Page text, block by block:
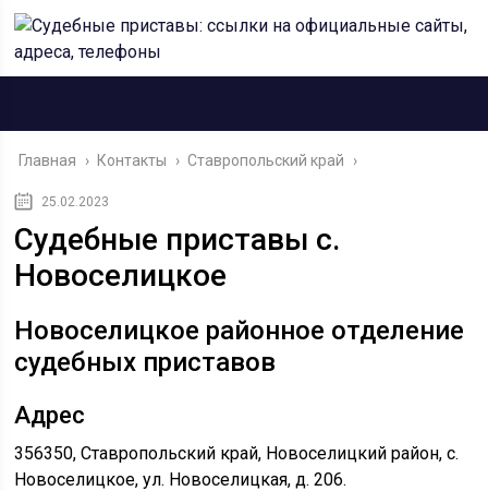
Главная › Контакты › Ставропольский край ›
25.02.2023
Судебные приставы с.
Новоселицкое
Новоселицкое районное отделение
судебных приставов
Адрес
356350, Ставропольский край, Новоселицкий район, с.
Новоселицкое, ул. Новоселицкая, д. 206.